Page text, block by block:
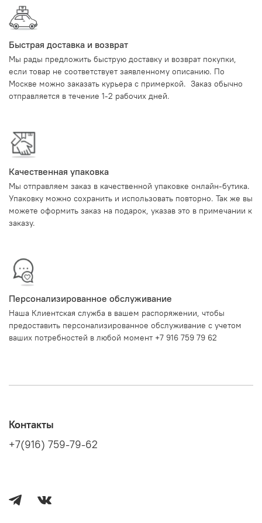
Быстрая доставка и возврат
Мы рады предложить быструю доставку и возврат покупки,
если товар не соответствует заявленному описанию. По
Москве можно заказать курьера с примеркой. Заказ обычно
отправляется в течение 1-2 рабочих дней.
Качественная упаковка
Мы отправляем заказ в качественной упаковке онлайн-бутика.
Упаковку можно сохранить и использовать повторно. Так же вы
можете оформить заказ на подарок, указав это в примечании к
заказу.
Персонализированное обслуживание
Наша Клиентская служба в вашем распоряжении, чтобы
предоставить персонализированное обслуживание с учетом
ваших потребностей в любой момент +7 916 759 79 62
Контакты
+7(916) 759-79-62